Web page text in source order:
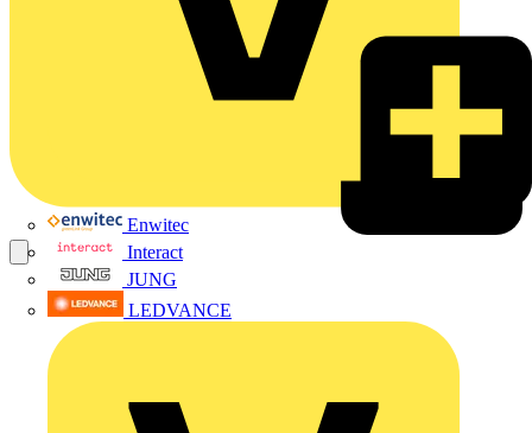
Enwitec
Interact
JUNG
LEDVANCE